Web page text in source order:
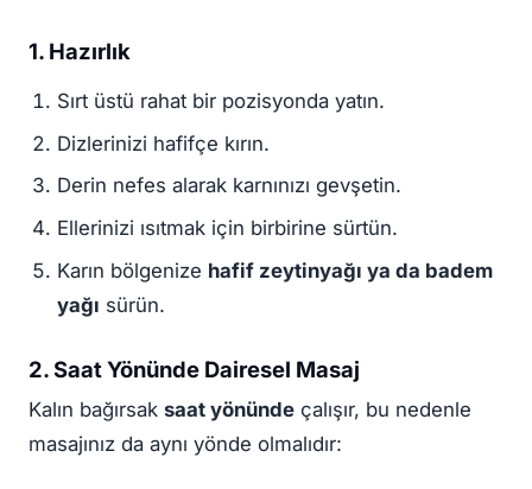
1. Hazırlık
Sırt üstü rahat bir pozisyonda yatın.
Dizlerinizi hafifçe kırın.
Derin nefes alarak karnınızı gevşetin.
Ellerinizi ısıtmak için birbirine sürtün.
Karın bölgenize hafif zeytinyağı ya da badem
yağı sürün.
2. Saat Yönünde Dairesel Masaj
Kalın bağırsak saat yönünde çalışır, bu nedenle
masajınız da aynı yönde olmalıdır: